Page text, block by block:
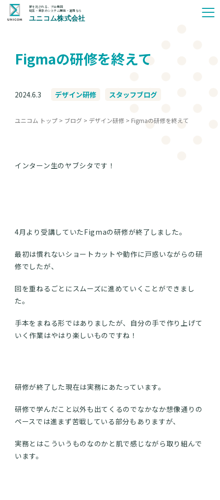
夢を託される、プロ集団
埼玉・東京のシステム開発・運用なら
ユニコム株式会社
Figmaの研修を終えて
2024.6.3 デザイン研修 スタッフブログ
ユニコム トップ > ブログ > デザイン研修 > Figmaの研修を終えて
インターン生のヤブシタです！
4月より受講していたFigmaの研修が終了しました。
最初は慣れないショートカットや動作に戸惑いながらの研
修でしたが、
回を重ねるごとにスムーズに進めていくことができまし
た。
手本をまねる形ではありましたが、自分の手で作り上げて
いく作業はやはり楽しいものですね！
研修が終了した現在は実務にあたっています。
研修で学んだこと以外も出てくるのでなかなか想像通りの
ペースでは進まず苦戦している部分もありますが、
実務とはこういうものなのかと肌で感じながら取り組んで
います。